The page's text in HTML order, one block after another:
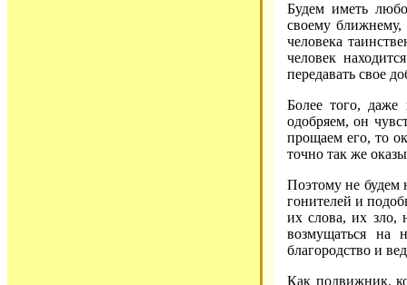
Будем иметь
своему ближнему,
человека
человек
передавать свое
Более того,
одобряем, он
прощаем его, то
точно так же
Поэтому не будем
гонителей и
их слова, их зло,
возмущаться
благородство и
Как подвижник,